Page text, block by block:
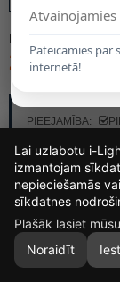
MODELIS:
221.70€
PIEEJAMĪBA:
Pateicamies par
internetā!
13
DIENAS
Lai uzlabotu i-
izmantojam
nepieciešamās
sīkdatnes
Plašāk lasiet mūsu
Noraidīt